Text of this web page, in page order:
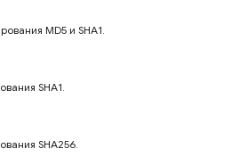
MD5 и SHA1.
SHA1.
SHA256.